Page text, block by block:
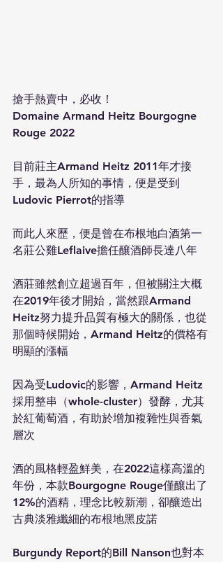
搶手熱賣中，必收！
Domaine Armand Heitz Bourgogne
Rouge 2022
目前莊主Armand Heitz 2011年才接
手，最為人所知的事情，便是受到
Ludovic Pierrot的指導
而此人來歷，便是曾在布根地白酒第一
名莊公雞Leflaive擔任釀酒師長達八年
酒莊雖然創立超過百年，但被關注大概
在2019年後才開始，當然跟Armand
Heitz努力提升品質有極大的關係，也從
那個時候開始，Armand Heitz的價格有
明顯的漲幅
因為受Ludovic的影響，Armand Heitz
採用整串（whole-cluster）發酵，尤其
於紅葡萄酒，有助於增加複雜性與香氣
層次
酒的風格輕盈鮮美，在2022這樣高溫的
年份，本款Bourgogne Rouge僅釀出了
12%的酒精，理念比較新潮，卻釀造出
古典淡雅纖細的布根地黑皮諾
Burgundy Report的Bill Nanson也對本